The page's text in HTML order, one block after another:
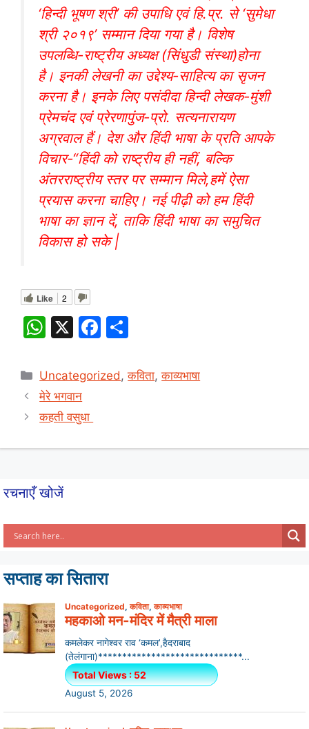
‘हिन्दी भूषण श्री’ की उपाधि एवं हि.प्र. से ‘सुमेधा
श्री २०१९’ सम्मान दिया गया है। विशेष
उपलब्धि-राष्ट्रीय अध्यक्ष (सिंधुडी संस्था)होना
है। इनकी लेखनी का उद्देश्य-साहित्य का सृजन
करना है। इनके लिए पसंदीदा हिन्दी लेखक-मुंशी
प्रेमचंद एवं प्रेरणापुंज-प्रो. सत्यनारायण
अग्रवाल हैं। देश और हिंदी भाषा के प्रति आपके
विचार-“हिंदी को राष्ट्रीय ही नहीं, बल्कि
अंतरराष्ट्रीय स्तर पर सम्मान मिले,हमें ऐसा
प्रयास करना चाहिए। नई पीढ़ी को हम हिंदी
भाषा का ज्ञान दें, ताकि हिंदी भाषा का समुचित
विकास हो सके |
Like 2
W
at
s
A
X
F
c ar
Categories
Uncategorized,कविता,काव्यभाषा
मेरे भगवान
कहती वसुधा
रचनाएँ खोजें
सप्ताह का सितारा